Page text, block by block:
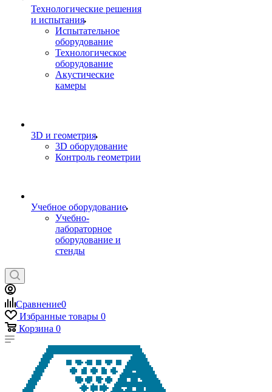
Технологические решения
и испытания
Испытательное
оборудование
Технологическое
оборудование
Акустические
камеры
3D и геометрия
3D оборудование
Контроль геометрии
Учебное оборудование
Учебно-
лабораторное
оборудование и
стенды
Сравнение0
Избранные товары 0
Корзина 0